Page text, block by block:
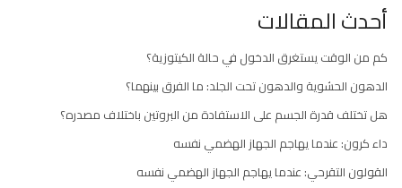
أحدث المقالات
كم من الوقت يستغرق الدخول في حالة الكيتوزية؟
الدهون الحشوية والدهون تحت الجلد: ما الفرق بينهما؟
هل تختلف قدرة الجسم على الاستفادة من البروتين باختلاف مصدره؟
داء كرون: عندما يهاجم الجهاز الهضمي نفسه
القولون التقرحي: عندما يهاجم الجهاز الهضمي نفسه